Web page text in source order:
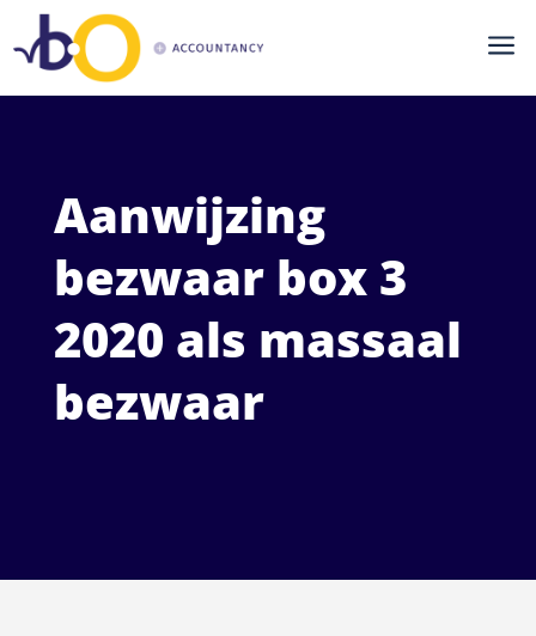
a
Aanwijzing
bezwaar box 3
2020 als massaal
bezwaar